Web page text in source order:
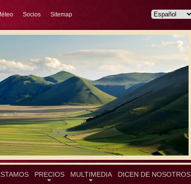
Socios Sitemap
PRECIOS MULTIMEDIA DICEN DE NOSOTROS